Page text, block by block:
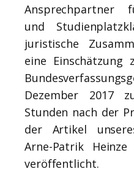
Ansprechpartner
und
juristische
eine Einschätzung
Dezember 2017
Stunden nach der
der Artikel
Arne-Patrik
veröffentlicht.